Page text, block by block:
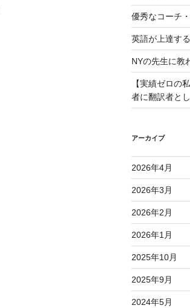
優秀なコーチ
英語が上達す
NYの先生に教
【実績ゼロの
者に翻訳者と
アーカイブ
2026年4月
2026年3月
2026年2月
2026年1月
2025年10月
2025年9月
2024年5月